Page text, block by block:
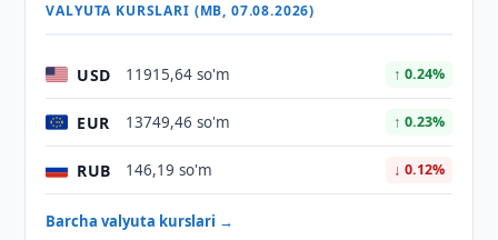
VALYUTA KURSLARI (MB, 07.08.2026)
USD 11915,64 so'm ↑ 0.24%
EUR 13749,46 so'm ↑ 0.23%
RUB 146,19 so'm ↓ 0.12%
Barcha valyuta kurslari →